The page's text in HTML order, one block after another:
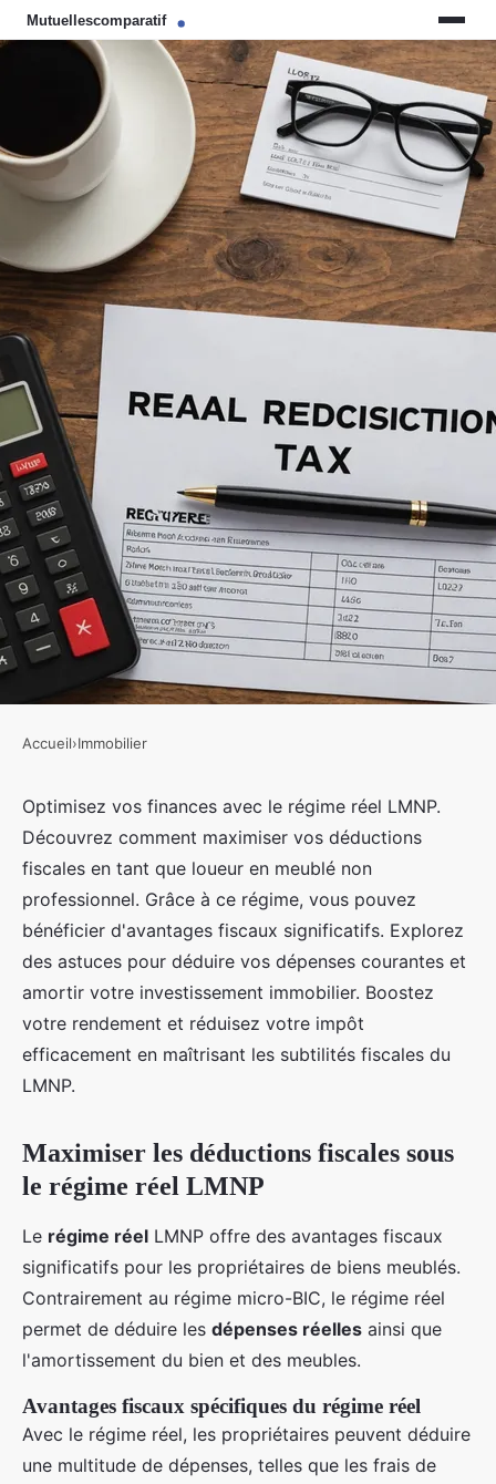
Maximisez vos déductions
fiscales avec le lmnp régime réel
Ayoub•21 septembre 2024•3 min de lecture
Accueil›Immobilier
Optimisez vos finances avec le régime réel LMNP.
Découvrez comment maximiser vos déductions
fiscales en tant que loueur en meublé non
professionnel. Grâce à ce régime, vous pouvez
bénéficier d'avantages fiscaux significatifs. Explorez
des astuces pour déduire vos dépenses courantes et
amortir votre investissement immobilier. Boostez
votre rendement et réduisez votre impôt
efficacement en maîtrisant les subtilités fiscales du
LMNP.
Maximiser les déductions fiscales sous
le régime réel LMNP
Le régime réel LMNP offre des avantages fiscaux
significatifs pour les propriétaires de biens meublés.
Contrairement au régime micro-BIC, le régime réel
permet de déduire les dépenses réelles ainsi que
l'amortissement du bien et des meubles.
Avantages fiscaux spécifiques du régime réel
Avec le régime réel, les propriétaires peuvent déduire
une multitude de dépenses, telles que les frais de